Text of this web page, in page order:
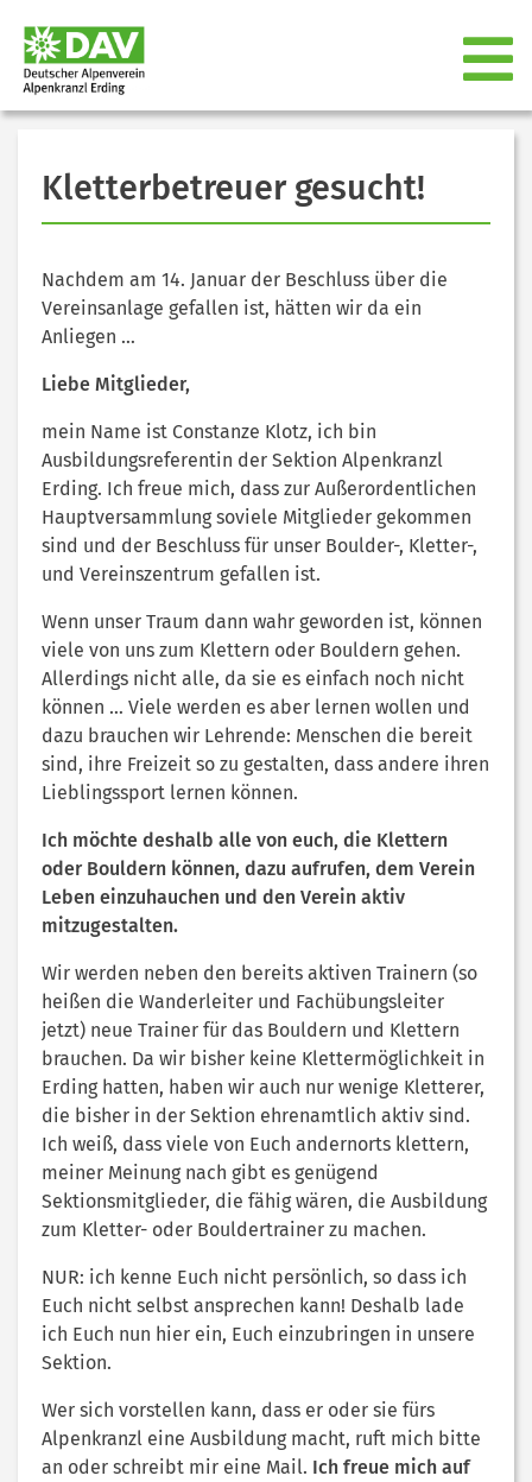
Kletterbetreuer gesucht!
Nachdem am 14. Januar der Beschluss über die
Vereinsanlage gefallen ist, hätten wir da ein
Anliegen …
Liebe Mitglieder,
mein Name ist Constanze Klotz, ich bin
Ausbildungsreferentin der Sektion Alpenkranzl
Erding. Ich freue mich, dass zur Außerordentlichen
Hauptversammlung soviele Mitglieder gekommen
sind und der Beschluss für unser Boulder-, Kletter-,
und Vereinszentrum gefallen ist.
Wenn unser Traum dann wahr geworden ist, können
viele von uns zum Klettern oder Bouldern gehen.
Allerdings nicht alle, da sie es einfach noch nicht
können … Viele werden es aber lernen wollen und
dazu brauchen wir Lehrende: Menschen die bereit
sind, ihre Freizeit so zu gestalten, dass andere ihren
Lieblingssport lernen können.
Ich möchte deshalb alle von euch, die Klettern
oder Bouldern können, dazu aufrufen, dem Verein
Leben einzuhauchen und den Verein aktiv
mitzugestalten.
Wir werden neben den bereits aktiven Trainern (so
heißen die Wanderleiter und Fachübungsleiter
jetzt) neue Trainer für das Bouldern und Klettern
brauchen. Da wir bisher keine Klettermöglichkeit in
Erding hatten, haben wir auch nur wenige Kletterer,
die bisher in der Sektion ehrenamtlich aktiv sind.
Ich weiß, dass viele von Euch andernorts klettern,
meiner Meinung nach gibt es genügend
Sektionsmitglieder, die fähig wären, die Ausbildung
zum Kletter- oder Bouldertrainer zu machen.
NUR: ich kenne Euch nicht persönlich, so dass ich
Euch nicht selbst ansprechen kann! Deshalb lade
ich Euch nun hier ein, Euch einzubringen in unsere
Sektion.
Wer sich vorstellen kann, dass er oder sie fürs
Alpenkranzl eine Ausbildung macht, ruft mich bitte
an oder schreibt mir eine Mail. Ich freue mich auf